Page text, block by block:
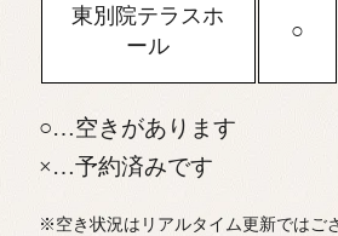
東別院テラスホ
ール
…空きがあります
…予約済みです
※空き状況はリアルタイム更新ではご